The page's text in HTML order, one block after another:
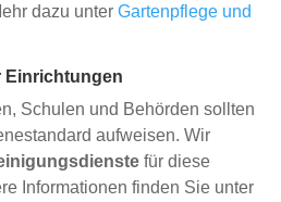
dazu unterGartenpflege und
Einrichtungen
Schulen und Behörden sollten
aufweisen. Wir
für diese
Informationen finden Sie unter